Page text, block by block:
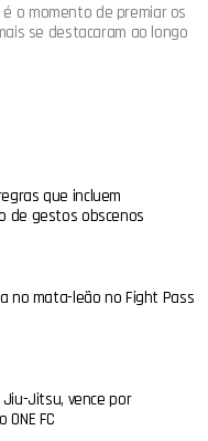
o momento de premiar os
se destacaram ao longo
que incluem
de gestos obscenos
no mata-leão no Fight Pass
Jiu-Jitsu, vence por
FC